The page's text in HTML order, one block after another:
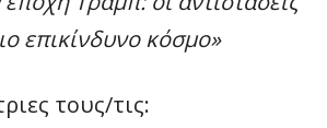
επικίνδυνο κόσμο»
τους/τις: